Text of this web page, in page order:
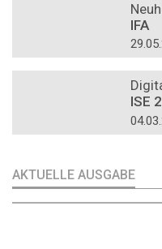
IFA
ISE
AKTUELLE AUSGABE